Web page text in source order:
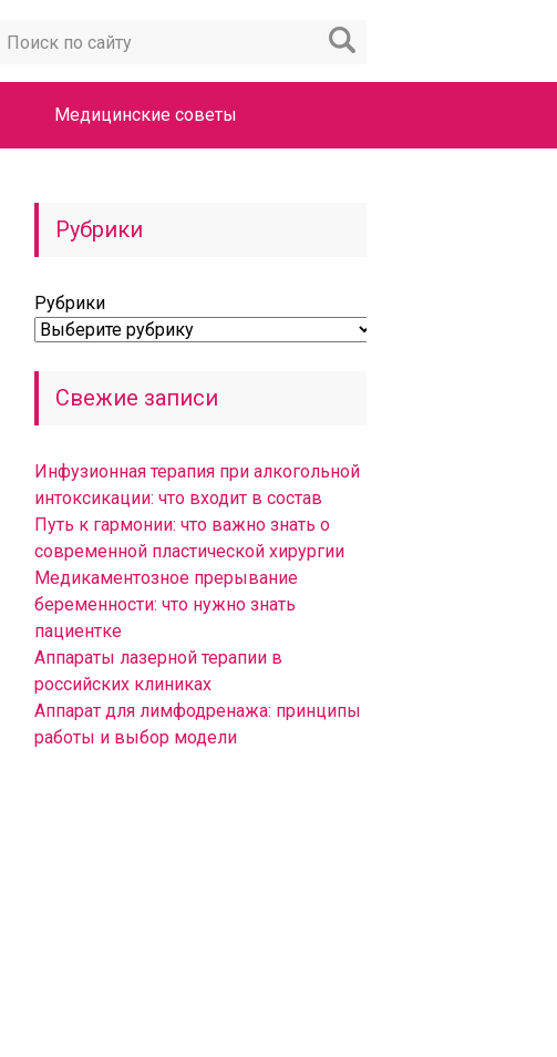
Медицинские советы
Рубрики
Рубрики
Свежие записи
Инфузионная терапия при алкогольной
интоксикации: что входит в состав
Путь к гармонии: что важно знать о
современной пластической хирургии
Медикаментозное прерывание
беременности: что нужно знать
пациентке
Аппараты лазерной терапии в
российских клиниках
Аппарат для лимфодренажа: принципы
работы и выбор модели